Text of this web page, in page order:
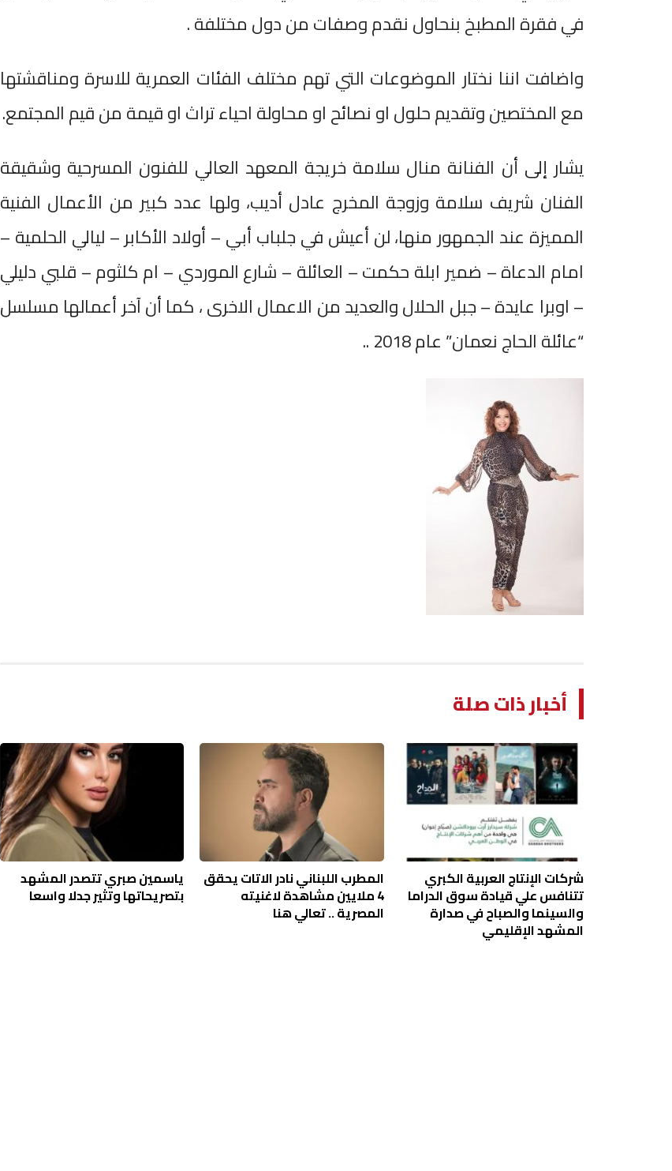
في فقرة المطبخ بنحاول نقدم وصفات من دول مختلفة .
واضافت اننا نختار الموضوعات التي تهم مختلف الفئات العمرية للاسرة ومناقشتها
مع المختصين وتقديم حلول او نصائح او محاولة احياء تراث او قيمة من قيم المجتمع.
يشار إلى أن الفنانة منال سلامة خريجة المعهد العالي للفنون المسرحية وشقيقة
الفنان شريف سلامة وزوجة المخرج عادل أديب، ولها عدد كبير من الأعمال الفنية
المميزة عند الجمهور منها، لن أعيش في جلباب أبي – أولاد الأكابر – ليالي الحلمية –
امام الدعاة – ضمير ابلة حكمت – العائلة – شارع الموردي – ام كلثوم – قلبي دليلي
– اوبرا عايدة – جبل الحلال والعديد من الاعمال الاخرى ، كما أن آخر أعمالها مسلسل
“عائلة الحاج نعمان” عام 2018 ..
أخبار ذات صلة
شركات الإنتاج العربية الكبري
تتنافس علي قيادة سوق الدراما
والسينما والصباح في صدارة
المشهد الإقليمي
المطرب اللبناني نادر الاتات يحقق
4 ملايين مشاهدة لاغنيته
المصرية .. تعالي هنا
ياسمين صبري تتصدر المشهد
بتصريحاتها وتثير جدلا واسعا